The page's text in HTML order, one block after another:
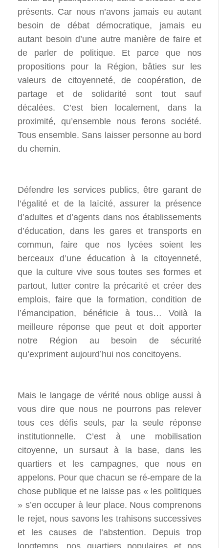
présents. Car nous n’avons jamais eu autant
besoin de débat démocratique, jamais eu
autant besoin d’une autre manière de faire et
de parler de politique. Et parce que nos
propositions pour la Région, bâties sur les
valeurs de citoyenneté, de coopération, de
partage et de solidarité sont tout sauf
décalées. C’est bien localement, dans la
proximité, qu’ensemble nous ferons société.
Tous ensemble. Sans laisser personne au bord
du chemin.
Défendre les services publics, être garant de
l’égalité et de la laïcité, assurer la présence
d’adultes et d’agents dans nos établissements
d’éducation, dans les gares et transports en
commun, faire que nos lycées soient les
berceaux d’une éducation à la citoyenneté,
que la culture vive sous toutes ses formes et
partout, lutter contre la précarité et créer des
emplois, faire que la formation, condition de
l’émancipation, bénéficie à tous… Voilà la
meilleure réponse que peut et doit apporter
notre Région au besoin de sécurité
qu’expriment aujourd’hui nos concitoyens.
Mais le langage de vérité nous oblige aussi à
vous dire que nous ne pourrons pas relever
tous ces défis seuls, par la seule réponse
institutionnelle. C’est à une mobilisation
citoyenne, un sursaut à la base, dans les
quartiers et les campagnes, que nous en
appelons. Pour que chacun se ré-empare de la
chose publique et ne laisse pas « les politiques
» s’en occuper à leur place. Nous comprenons
le rejet, nous savons les trahisons successives
et les causes de l’abstention. Depuis trop